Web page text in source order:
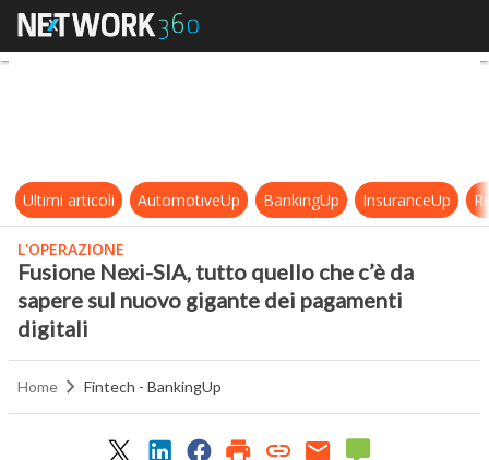
Fusione Nexi-SIA, tutto quello
Ultimi articoli AutomotiveUp BankingUp InsuranceUp
L'OPERAZIONE
Fusione Nexi-SIA, tutto quello che c’è da
sapere sul nuovo gigante dei pagamenti
digitali
Home Fintech - BankingUp